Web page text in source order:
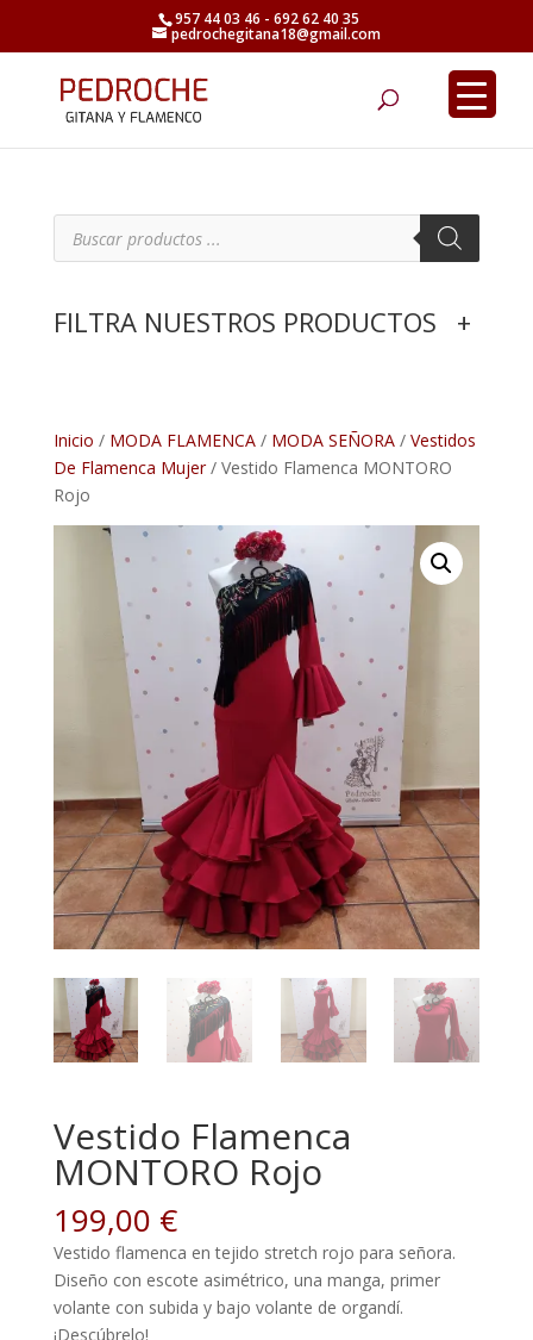
957 44 03 46 - 692 62 40 35
pedrochegitana18@gmail.com
Inicio / MODA FLAMENCA/ MODA SEÑORA/ Vestidos
De Flamenca Mujer/ Vestido Flamenca MONTORO
Rojo
Vestido Flamenca
MONTORO Rojo
199,00 €
Vestido flamenca en tejido stretch rojo para señora.
Diseño con escote asimétrico, una manga, primer
volante con subida y bajo volante de organdí.
¡Descúbrelo!
B
d
a
d
u
c
t
o
s
FILTRA NUESTROS PRODUCTOS +